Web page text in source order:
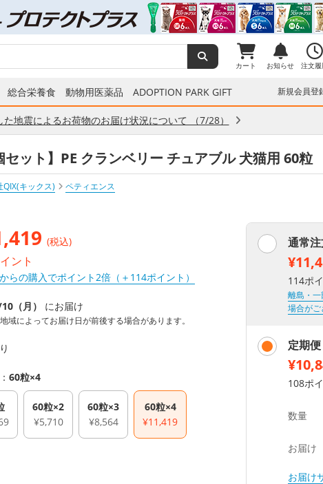
カート お知らせ 注文
総合栄養食 動物用医薬品 ADOPTION PARK GIFT 新規会員登
地震によるお荷物のお届け状況について （7/28）
セット】PE クランベリー チュアブル 犬猫用 60粒
QIX(キックス)
ペティエンス
(税込)
ント
らの購入でポイント2倍（＋114ポイント）
（月） にお届け
域によってお届け日が前後する場合があります。
60粒×4
60粒×2
¥5,710
60粒×3
¥8,564
60粒×4
¥11,419
通常
114ポ
離島・
場合が
定期便
108ポ
数量
お届け
お届け